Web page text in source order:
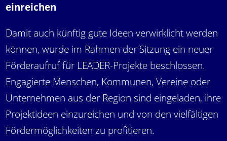
einreichen
Damit auch künftig gute Ideen verwirklicht werden
können, wurde im Rahmen der Sitzung ein neuer
Förderaufruf für LEADER-Projekte beschlossen.
Engagierte Menschen, Kommunen, Vereine oder
Unternehmen aus der Region sind eingeladen, ihre
Projektideen einzureichen und von den vielfältigen
Fördermöglichkeiten zu profitieren.